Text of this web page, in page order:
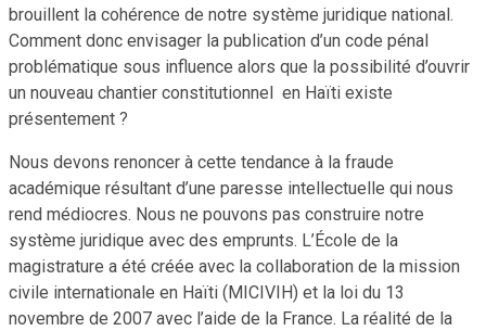
brouillent la cohérence de notre système juridique national.
Comment donc envisager la publication d’un code pénal
problématique sous influence alors que la possibilité d’ouvrir
un nouveau chantier constitutionnel en Haïti existe
présentement ?
Nous devons renoncer à cette tendance à la fraude
académique résultant d’une paresse intellectuelle qui nous
rend médiocres. Nous ne pouvons pas construire notre
système juridique avec des emprunts. L’École de la
magistrature a été créée avec la collaboration de la mission
civile internationale en Haïti (MICIVIH) et la loi du 13
novembre de 2007 avec l’aide de la France. La réalité de la